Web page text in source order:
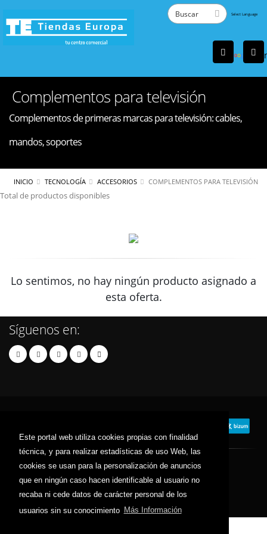
Este portal web utiliza cookies propias con finalidad
técnica, y para realizar estadísticas de uso Web, las
cookies se usan para la personalización de anuncios
que en ningún caso hacen identificable al usuario no
recaba ni cede datos de carácter personal de los
usuarios sin su conocimiento Más Información
by
Complementos para televisión
Complementos de primeras marcas para televisión: cables,
mandos, soportes
INICIO TECNOLOGÍA ACCESORIOS COMPLEMENTOS PARA TELEVISIÓN
Total de productos disponibles
Lo sentimos, no hay ningún producto asignado a
esta oferta.
Síguenos en:
© 2024 tiendaseuropa.com - Todos los derechos reservados.
Contacto
Términos y Condiciones
Política de Privacidad